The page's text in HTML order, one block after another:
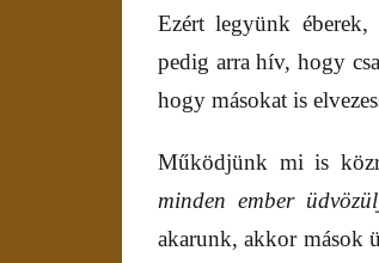
Ezért legyünk
pedig arra hív, hogy
hogy másokat is
Működjünk mi is
minden ember
akarunk, akkor mások